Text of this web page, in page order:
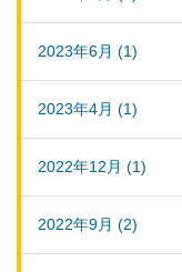
2023年6月 (1)
2023年4月 (1)
2022年12月 (1)
2022年9月 (2)